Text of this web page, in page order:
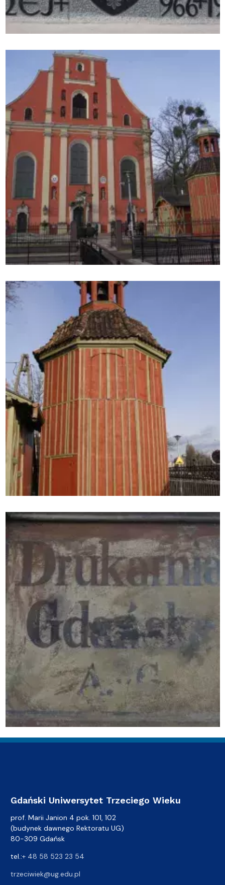
Gdański Uniwersytet Trzeciego Wieku
prof. Marii Janion 4 pok. 101, 102
(budynek dawnego Rektoratu UG)
80-309 Gdańsk
tel.:+ 48 58 523 23 54
trzeciwiek@ug.edu.pl